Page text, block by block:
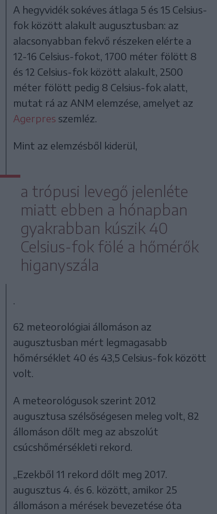
A hegyvidék sokéves átlaga 5 és 15 Celsius-
fok között alakult augusztusban: az
alacsonyabban fekvő részeken elérte a
12-16 Celsius-fokot, 1700 méter fölött 8
és 12 Celsius-fok között alakult, 2500
méter fölött pedig 8 Celsius-fok alatt,
mutat rá az ANM elemzése, amelyet az
Agerpres szemléz.
Mint az elemzésből kiderül,
a trópusi levegő jelenléte
miatt ebben a hónapban
gyakrabban kúszik 40
Celsius-fok fölé a hőmérők
higanyszála
.
62 meteorológiai állomáson az
augusztusban mért legmagasabb
hőmérséklet 40 és 43,5 Celsius-fok között
volt.
A meteorológusok szerint 2012
augusztusa szélsőségesen meleg volt, 82
állomáson dőlt meg az abszolút
csúcshőmérsékleti rekord.
„Ezekből 11 rekord dőlt meg 2017.
augusztus 4. és 6. között, amikor 25
állomáson a mérések bevezetése óta